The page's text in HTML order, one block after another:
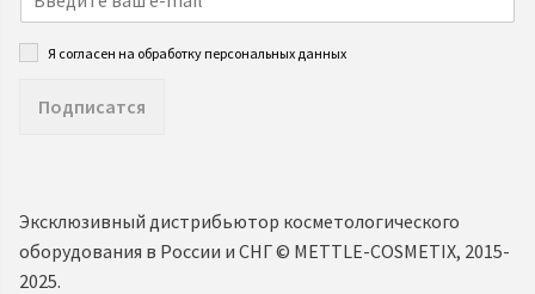
Я согласен на обработку персональных данных
Подписатся
Эксклюзивный дистрибьютор косметологического
оборудования в России и СНГ ©️ METTLE-COSMETIX, 2015-
2025.